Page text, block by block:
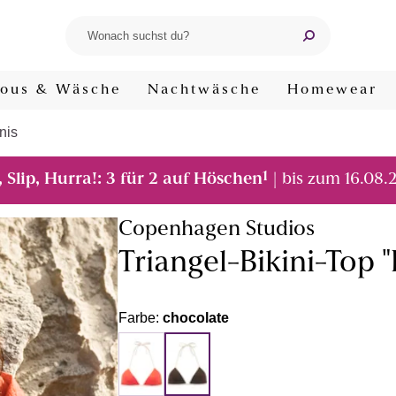
& Wäsche Nachtwäsche Homewear
Slip, Hurra!: 3 für 2 auf Höschen1 | bis zum
Copenhagen Studios
Triangel-Bikini-Top
Farbe: chocolate